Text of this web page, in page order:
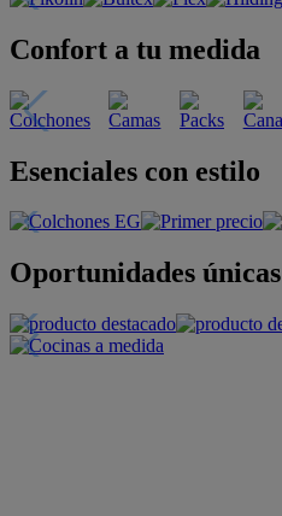
Confort a tu medida
Esenciales con estilo
Oportunidades únicas